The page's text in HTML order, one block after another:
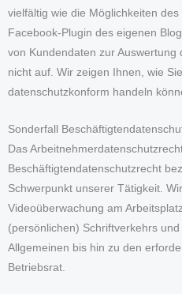
vielfältig wie die Möglichkeiten
Facebook-Plugin des eigenen
von Kundendaten zur Auswertung
nicht auf. Wir zeigen Ihnen, wie
datenschutzkonform handeln
Sonderfall
Das
Beschäftigtendatenschutzrecht
Schwerpunkt unserer Tätigkeit.
Videoüberwachung am
(persönlichen) Schriftverkehrs
Allgemeinen bis hin zu den
Betriebsrat.